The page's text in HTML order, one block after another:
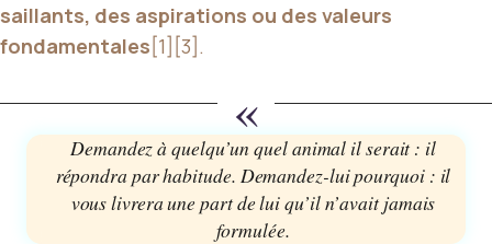
saillants, des aspirations ou des valeurs
fondamentales[1][3].
«
Demandez à quelqu’un quel animal il serait : il
répondra par habitude. Demandez-luipourquoi: il
vous livrera une part de lui qu’il n’avait jamais
formulée.